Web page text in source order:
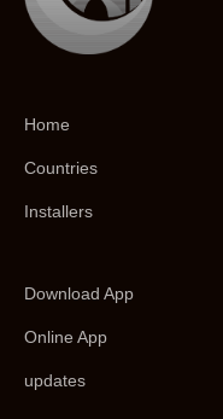
Home
Countries
Installers
Download App
Online App
updates